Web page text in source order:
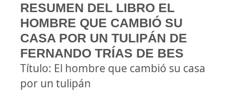
RESUMEN DEL LIBRO EL
HOMBRE QUE CAMBIÓ SU
CASA POR UN TULIPÁN DE
FERNANDO TRÍAS DE BES
Título: El hombre que cambió su casa
por un tulipán